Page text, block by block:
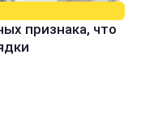
признака, что